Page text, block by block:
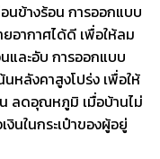
ข้างร้อน การออกแบบ
ยอากาศได้ดี เพื่อให้ลม
และอับ การออกแบบ
นหลังคาสูงโปร่ง เพื่อให้
ลดอุณหภูมิ เมื่อบ้านไม่
นในกระเป๋าของผู้อยู่